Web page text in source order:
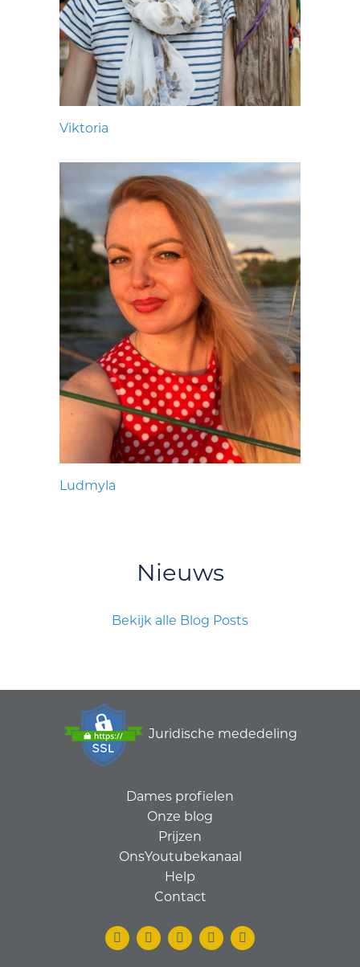
Viktoria
Ludmyla
Nieuws
Bekijk alle Blog Posts
Juridische mededeling
Dames profielen
Onze blog
Prijzen
OnsYoutubekanaal
Help
Contact